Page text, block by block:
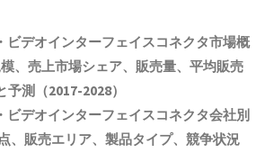
ビデオインターフェイスコネクタ市場概
、売上市場シェア、販売量、平均販売
予測 （2017-2028）
ビデオインターフェイスコネクタ会社別
、販売エリア、製品タイプ、競争状況